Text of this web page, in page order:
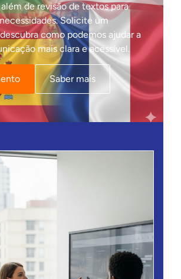
de revisão de textos para
Solicite um
como podemos ajudar a
mais clara e acessível.
Saber mais